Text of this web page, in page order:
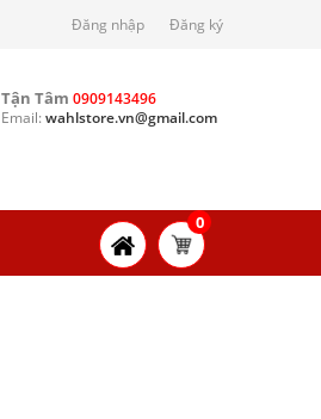
Đăng nhập Đăng ký
Tận Tâm 0909143496
Email: wahlstore.vn@gmail.com
0